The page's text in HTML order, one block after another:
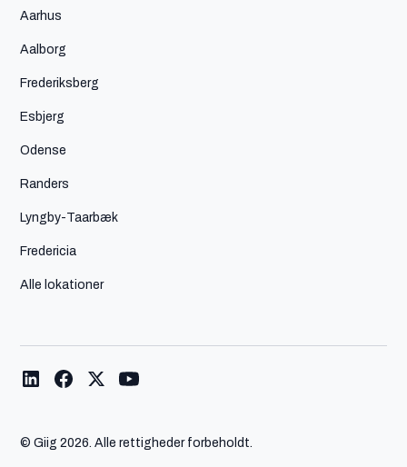
Aarhus
Aalborg
Frederiksberg
Esbjerg
Odense
Randers
Lyngby-Taarbæk
Fredericia
Alle lokationer
© Giig2026. Alle rettigheder forbeholdt.